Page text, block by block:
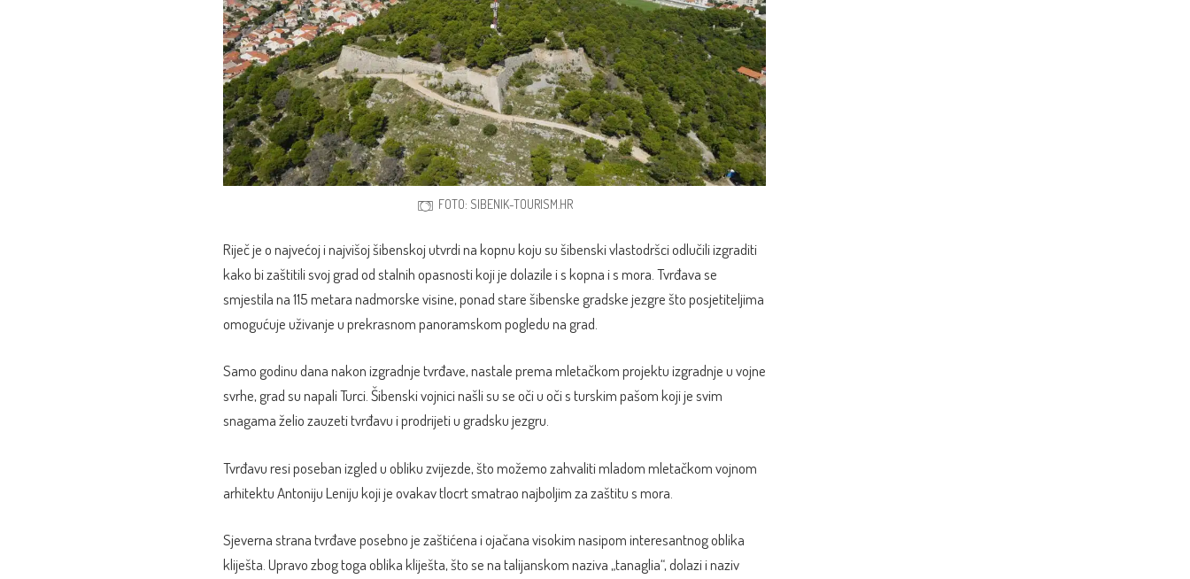
FOTO: SIBENIK-TOURISM.HR
Riječ je o najvećoj i najvišoj šibenskoj utvrdi na kopnu koju su šibenski vlastodršci odlučili izgraditi
kako bi zaštitili svoj grad od stalnih opasnosti koji je dolazile i s kopna i s mora. Tvrđava se
smjestila na 115 metara nadmorske visine, ponad stare šibenske gradske jezgre što posjetiteljima
omogućuje uživanje u prekrasnom panoramskom pogledu na grad.
Samo godinu dana nakon izgradnje tvrđave, nastale prema mletačkom projektu izgradnje u vojne
svrhe, grad su napali Turci. Šibenski vojnici našli su se oči u oči s turskim pašom koji je svim
snagama želio zauzeti tvrđavu i prodrijeti u gradsku jezgru.
Tvrđavu resi poseban izgled u obliku zvijezde, što možemo zahvaliti mladom mletačkom vojnom
arhitektu Antoniju Leniju koji je ovakav tlocrt smatrao najboljim za zaštitu s mora.
Sjeverna strana tvrđave posebno je zaštićena i ojačana visokim nasipom interesantnog oblika
kliješta. Upravo zbog toga oblika kliješta, što se na talijanskom naziva „tanaglia“, dolazi i naziv